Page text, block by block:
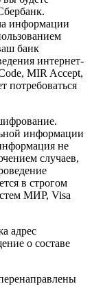
информации
банк
интернет-
MIR Accept,
потребоваться
информации
не
случаев,
в строгом
МИР, Visa
адрес
о составе